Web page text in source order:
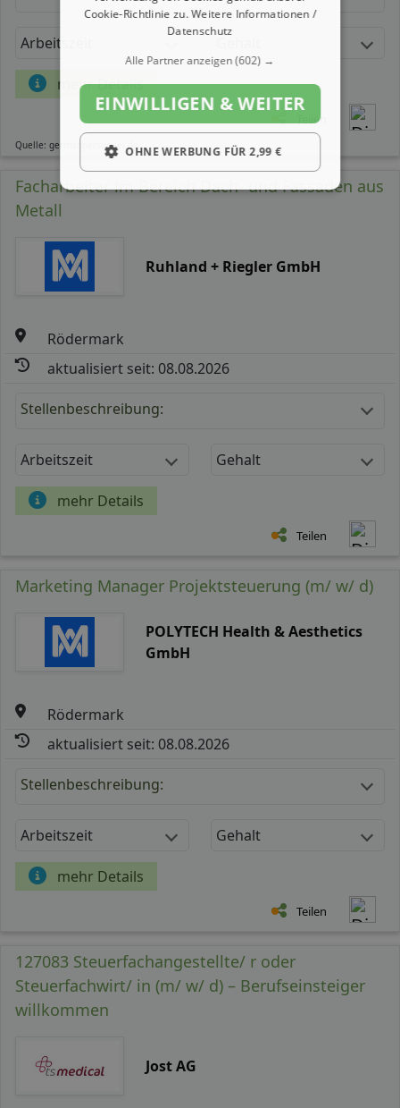
Arbeitszeit
mehr Details
Teilen
Quelle: germanpersonnel.de
Facharbeiter im Bereich Dach- und Fassaden aus
Metall
Ruhland + Riegler GmbH
Rödermark
aktualisiert seit: 08.08.2026
Stellenbeschreibung:
Arbeitszeit Gehalt
mehr Details
Teilen
Marketing Manager Projektsteuerung (m/ w/ d)
POLYTECH Health & Aesthetics
GmbH
Rödermark
aktualisiert seit: 08.08.2026
Stellenbeschreibung:
Arbeitszeit Gehalt
mehr Details
Teilen
127083 Steuerfachangestellte/ r oder
Steuerfachwirt/ in (m/ w/ d) – Berufseinsteiger
willkommen
Jost AG
Cookie-Richtlinie zu.Weitere Informationen /
Datenschutz
Alle Partner anzeigen(602) →
EINWILLIGEN & WEITER
OHNE WERBUNG FÜR 2,99 €